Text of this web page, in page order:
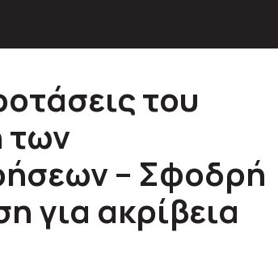
του
των
– Σφοδρή
για ακρίβεια